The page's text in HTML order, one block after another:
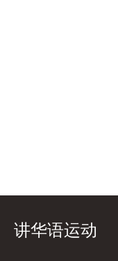
讲华语运动